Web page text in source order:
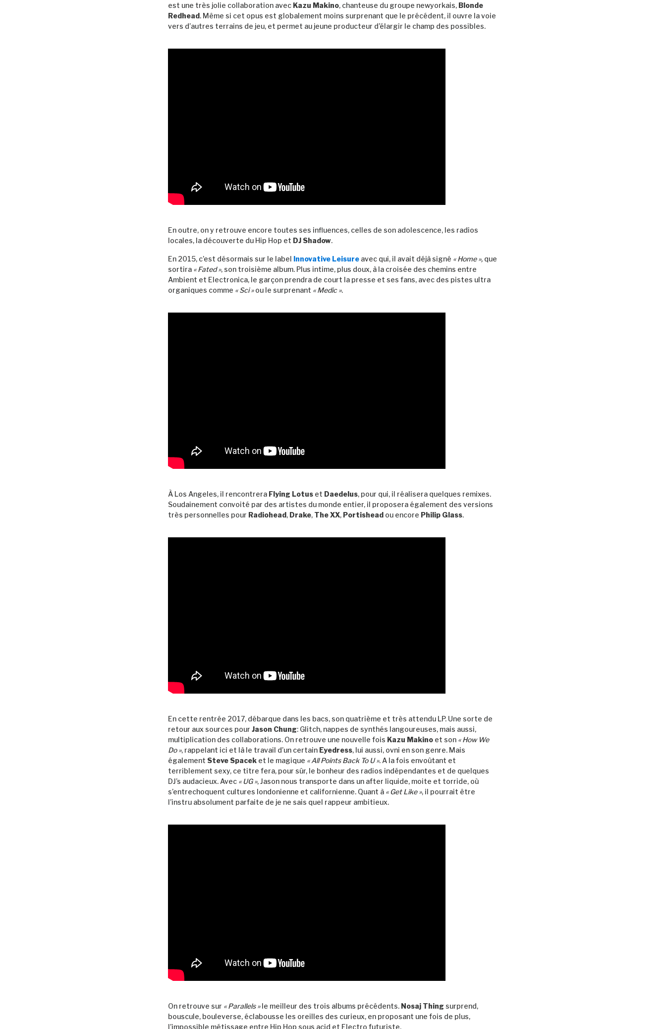
est une très jolie collaboration avec Kazu Makino, chanteuse du groupe newyorkais, Blonde
Redhead. Même si cet opus est globalement moins surprenant que le précédent, il ouvre la voie
vers d’autres terrains de jeu, et permet au jeune producteur d’élargir le champ des possibles.
En outre, on y retrouve encore toutes ses influences, celles de son adolescence, les radios
locales, la découverte du Hip Hop et DJ Shadow.
En 2015, c’est désormais sur le label Innovative Leisure avec qui, il avait déjà signé « Home », que
sortira « Fated », son troisième album. Plus intime, plus doux, à la croisée des chemins entre
Ambient et Electronica, le garçon prendra de court la presse et ses fans, avec des pistes ultra
organiques comme « Sci »ou le surprenant « Medic ».
À Los Angeles, il rencontrera Flying Lotus et Daedelus, pour qui, il réalisera quelques remixes.
Soudainement convoité par des artistes du monde entier, il proposera également des versions
très personnelles pour Radiohead, Drake, The XX, Portishead ou encore Philip Glass.
En cette rentrée 2017, débarque dans les bacs, son quatrième et très attendu LP. Une sorte de
retour aux sources pour Jason Chung: Glitch, nappes de synthés langoureuses, mais aussi,
multiplication des collaborations. On retrouve une nouvelle fois Kazu Makino et son « How We
Do », rappelant ici et là le travail d’un certain Eyedress, lui aussi, ovni en son genre. Mais
également Steve Spacek et le magique « All Points Back To U ». A la fois envoûtant et
terriblement sexy, ce titre fera, pour sûr, le bonheur des radios indépendantes et de quelques
DJ’s audacieux. Avec «UG », Jason nous transporte dans un after liquide, moite et torride, où
s’entrechoquent cultures londonienne et californienne. Quant à « Get Like », il pourrait être
l’instru absolument parfaite de je ne sais quel rappeur ambitieux.
On retrouve sur « Parallels »le meilleur des trois albums précédents. Nosaj Thing surprend,
bouscule, bouleverse, éclabousse les oreilles des curieux, en proposant une fois de plus,
l’impossible métissage entre Hip Hop sous acid et Electro futuriste.